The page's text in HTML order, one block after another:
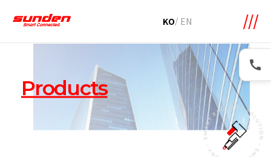
KO/ EN
Products